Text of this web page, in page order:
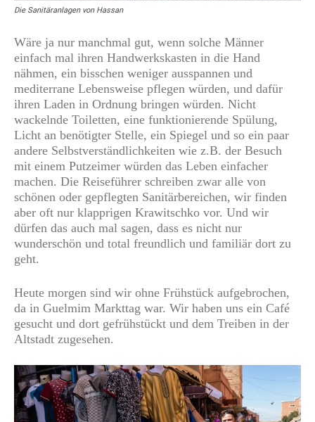
Die Sanitäranlagen von Hassan
Wäre ja nur manchmal gut, wenn solche Männer
einfach mal ihren Handwerkskasten in die Hand
nähmen, ein bisschen weniger ausspannen und
mediterrane Lebensweise pflegen würden, und dafür
ihren Laden in Ordnung bringen würden. Nicht
wackelnde Toiletten, eine funktionierende Spülung,
Licht an benötigter Stelle, ein Spiegel und so ein paar
andere Selbstverständlichkeiten wie z.B. der Besuch
mit einem Putzeimer würden das Leben einfacher
machen. Die Reiseführer schreiben zwar alle von
schönen oder gepflegten Sanitärbereichen, wir finden
aber oft nur klapprigen Krawitschko vor. Und wir
dürfen das auch mal sagen, dass es nicht nur
wunderschön und total freundlich und familiär dort zu
geht.
Heute morgen sind wir ohne Frühstück aufgebrochen,
da in Guelmim Markttag war. Wir haben uns ein Café
gesucht und dort gefrühstückt und dem Treiben in der
Altstadt zugesehen.